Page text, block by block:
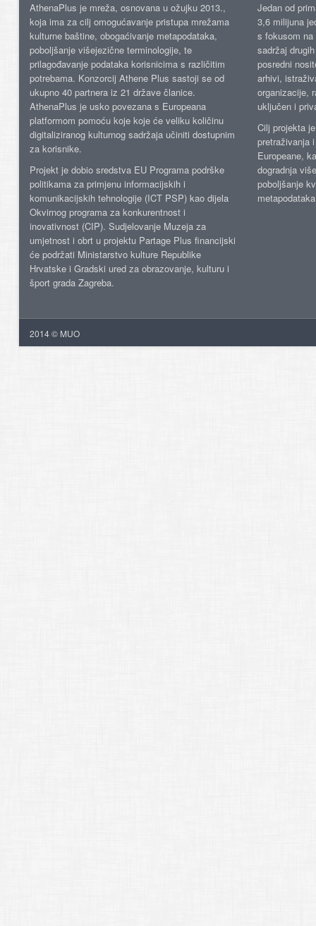
AthenaPlus je mreža, osnovana u ožujku 2013.,
koja ima za cilj omogućavanje pristupa mrežama
kulturne baštine, obogaćivanje metapodataka,
poboljšanje višejezične terminologije, te
prilagođavanje podataka korisnicima s različitim
potrebama. Konzorcij Athene Plus sastoji se od
ukupno 40 partnera iz 21 države članice.
AthenaPlus je usko povezana s Europeana
platformom pomoću koje koje će veliku količinu
digitaliziranog kulturnog sadržaja učiniti dostupnim
za korisnike.
Projekt je dobio sredstva EU Programa podrške
politikama za primjenu informacijskih i
komunikacijskih tehnologije (ICT PSP) kao dijela
Okvirnog programa za konkurentnost i
inovativnost (CIP). Sudjelovanje Muzeja za
umjetnost i obrt u projektu Partage Plus financijski
će podržati Ministarstvo kulture Republike
Hrvatske i Gradski ured za obrazovanje, kulturu i
šport grada Zagreba.
Jedan od
3,6 milijuna
s fokusom
sadržaj
posredni
arhivi,
organizacije,
uključen i
Cilj projekta
pretraživanja
Europeane,
dogradnja
poboljšanje
2014 © MUO